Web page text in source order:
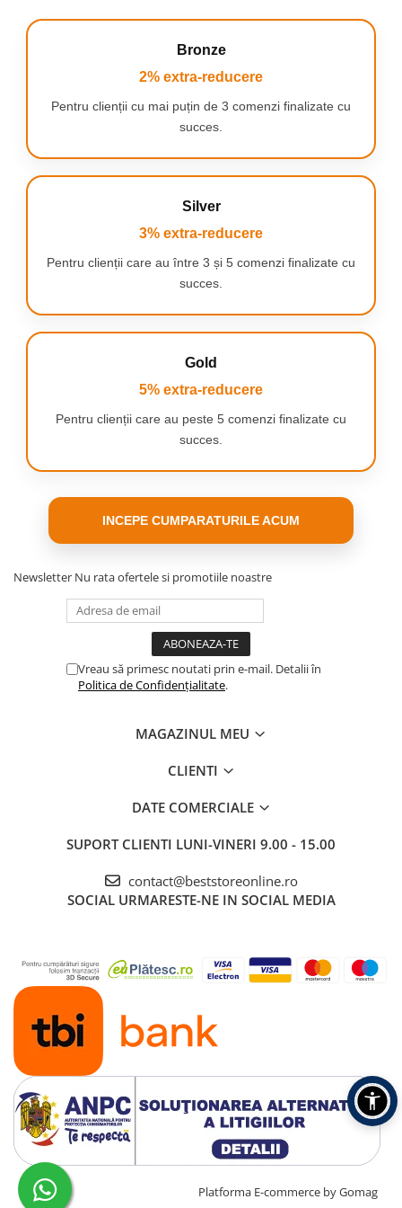
Bronze
2% extra-reducere
Pentru clienții cu mai puțin de 3 comenzi finalizate cu
succes.
Silver
3% extra-reducere
Pentru clienții care au între 3 și 5 comenzi finalizate cu
succes.
Gold
5% extra-reducere
Pentru clienții care au peste 5 comenzi finalizate cu
succes.
INCEPE CUMPARATURILE ACUM
Newsletter Nu rata ofertele si promotiile noastre
Vreau să primesc noutati prin e-mail. Detalii în
Politica de Confidențialitate.
MAGAZINUL MEU
CLIENTI
DATE COMERCIALE
SUPORT CLIENTI LUNI-VINERI 9.00 - 15.00
contact@beststoreonline.ro
SOCIAL URMARESTE-NE IN SOCIAL MEDIA
Creat cu ❤ și cu 🧠 de TrifanDan.ro Platforma E-commerce by Gomag